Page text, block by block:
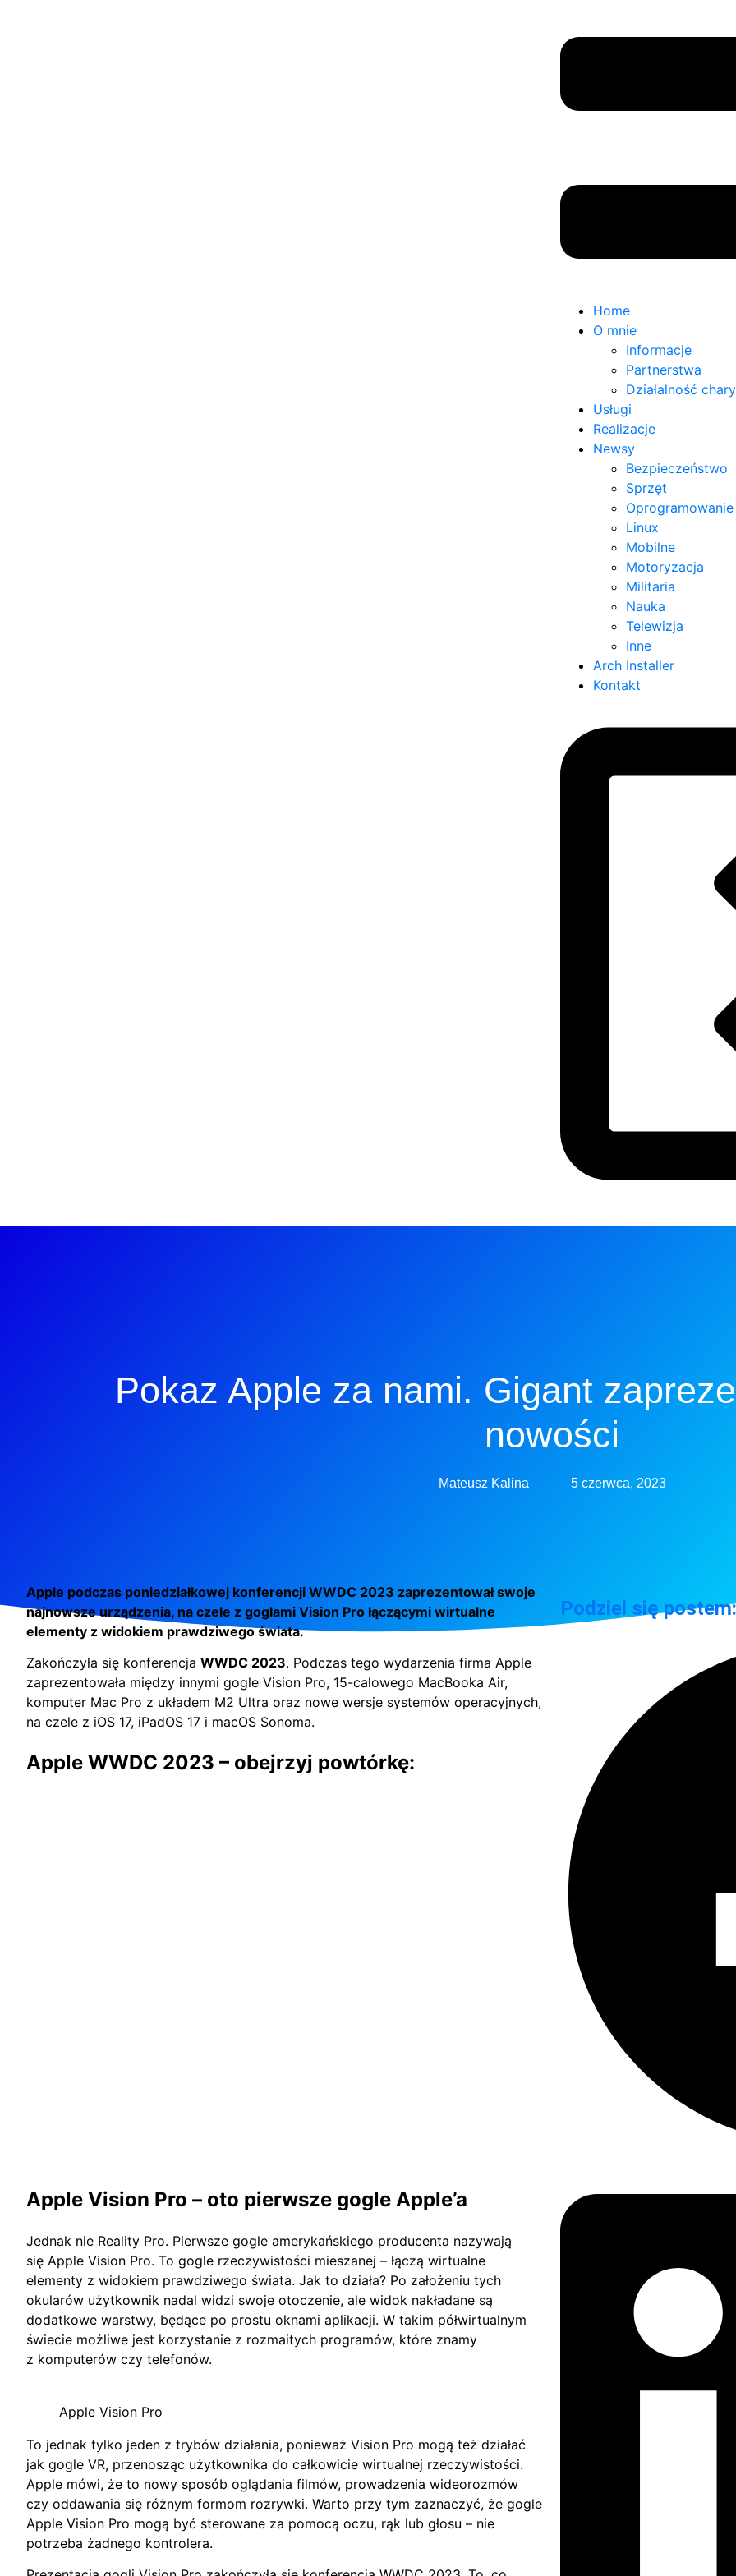
Home
O mnie
Informacje
Partnerstwa
Działalność
Usługi
Realizacje
Newsy
Bezpieczeństwo
Sprzęt
Oprogramowanie
Linux
Mobilne
Motoryzacja
Militaria
Nauka
Telewizja
Inne
Arch Installer
Kontakt
Pokaz Apple za nami. Gigant
nowości
Mateusz Kalina 5 czerwca, 2023
Apple podczas poniedziałkowej konferencji WWDC 2023 zaprezentował swoje
najnowsze urządzenia, na czele z goglami Vision Pro łączącymi wirtualne
elementy z widokiem prawdziwego świata.
Zakończyła się konferencja WWDC 2023. Podczas tego wydarzenia firma Apple
zaprezentowała między innymi gogle Vision Pro, 15-calowego MacBooka Air,
komputer Mac Pro z układem M2 Ultra oraz nowe wersje systemów operacyjnych,
na czele z iOS 17, iPadOS 17 i macOS Sonoma.
Apple WWDC 2023 – obejrzyj powtórkę:
Apple Vision Pro – oto pierwsze gogle Apple’a
Jednak nie Reality Pro. Pierwsze gogle amerykańskiego producenta nazywają
się Apple Vision Pro. To gogle rzeczywistości mieszanej – łączą wirtualne
elementy z widokiem prawdziwego świata. Jak to działa? Po założeniu tych
okularów użytkownik nadal widzi swoje otoczenie, ale widok nakładane są
dodatkowe warstwy, będące po prostu oknami aplikacji. W takim półwirtualnym
świecie możliwe jest korzystanie z rozmaitych programów, które znamy
z komputerów czy telefonów.
Apple Vision Pro
To jednak tylko jeden z trybów działania, ponieważ Vision Pro mogą też działać
jak gogle VR, przenosząc użytkownika do całkowicie wirtualnej rzeczywistości.
Apple mówi, że to nowy sposób oglądania filmów, prowadzenia wideorozmów
czy oddawania się różnym formom rozrywki. Warto przy tym zaznaczyć, że gogle
Apple Vision Pro mogą być sterowane za pomocą oczu, rąk lub głosu – nie
potrzeba żadnego kontrolera.
Podziel się postem: